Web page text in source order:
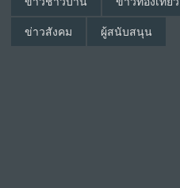
ข่าวสังคม ผู้สนับสนุน